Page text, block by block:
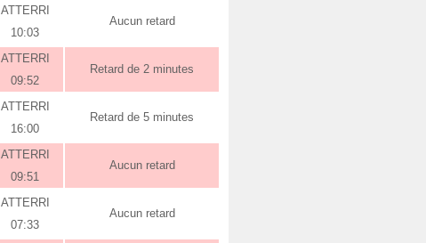
ATTERRI
10:03
Aucun retard
ATTERRI
09:52
Retard de 2 minutes
ATTERRI
16:00
Retard de 5 minutes
ATTERRI
09:51
Aucun retard
ATTERRI
07:33
Aucun retard